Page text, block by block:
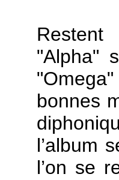
"Alpha"
bonnes
l’album
l’on se